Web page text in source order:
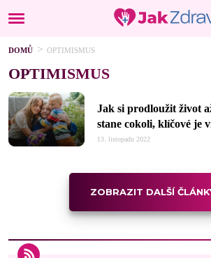
DOMŮ OPTIMISMUS
OPTIMISMUS
Jak si prodloužit život
stane cokoli, klíčové je
13. listopadu 2022
ZOBRAZIT DALŠÍ